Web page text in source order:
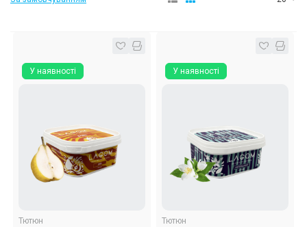
Подарункові набори
Уцінка
У наявності
Тютюн
У наявності
Тютюн